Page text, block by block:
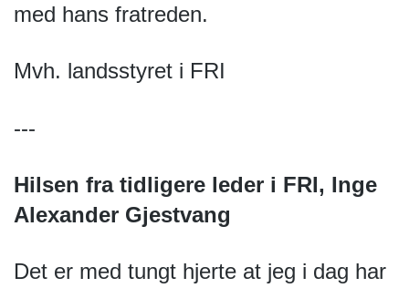
med hans fratreden.
Mvh. landsstyret i FRI
---
Hilsen fra tidligere leder i FRI, Inge
Alexander Gjestvang
Det er med tungt hjerte at jeg i dag har